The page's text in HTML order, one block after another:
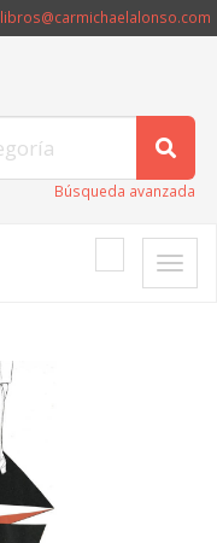
libros@carmichaelalonso.com
Búsqueda avanzada
Toggle